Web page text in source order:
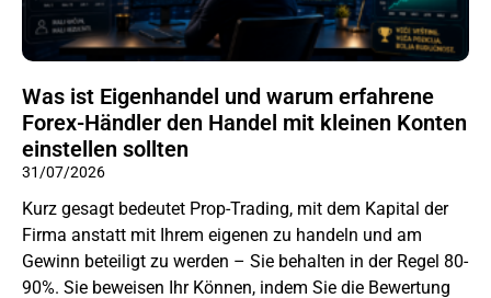
Was ist Eigenhandel und warum erfahrene
Forex-Händler den Handel mit kleinen Konten
einstellen sollten
31/07/2026
Kurz gesagt bedeutet Prop-Trading, mit dem Kapital der
Firma anstatt mit Ihrem eigenen zu handeln und am
Gewinn beteiligt zu werden – Sie behalten in der Regel 80-
90%. Sie beweisen Ihr Können, indem Sie die Bewertung